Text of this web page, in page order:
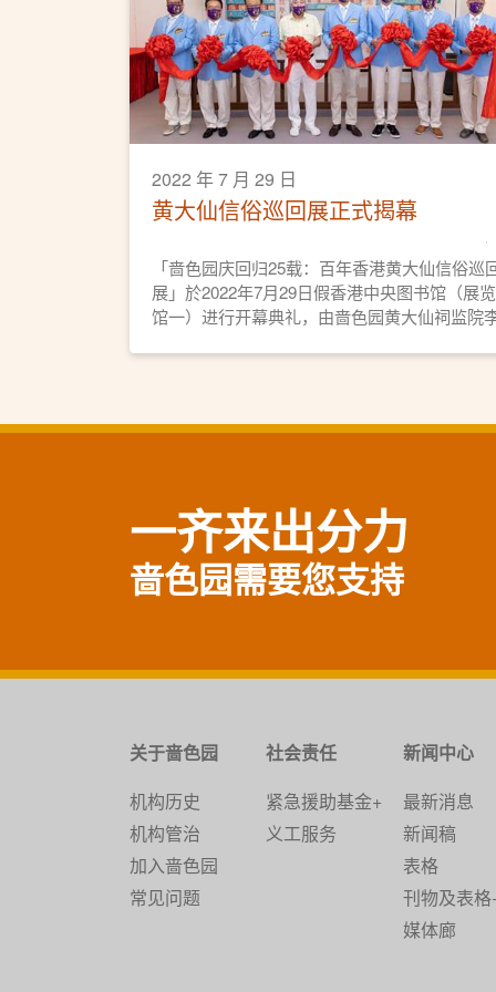
2022 年 7 月 29 日
黄大仙信俗巡回展正式揭幕
「啬色园庆回归25载：百年香港黄大仙信俗巡
展」於2022年7月29日假香港中央图书馆（展览
馆一）进行开幕典礼，由啬色园黄大仙祠监院
一齐来出分力
啬色园需要您支持
关于啬色园
机构历史
机构管治
加入啬色园
常见问题
社会责任
紧急援助基金+
义工服务
新闻中心
最新消息
新闻稿
表格
刊物及表格
媒体廊